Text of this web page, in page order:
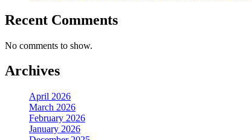
Recent Comments
No comments to show.
Archives
April 2026
March 2026
February 2026
January 2026